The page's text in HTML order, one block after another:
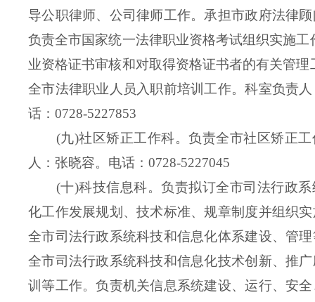
导公职律师、公司律师工作。承担市政府法律
负责全市国家统一法律职业资格考试组织实施工
业资格证书审核和对取得资格证书者的有关管理
全市法律职业人员入职前培训工作。科室负责
话：0728-5227853
(九)社区矫正工作科。负责全市社区矫正工
人：张晓容。 电话：0728-5227045
(十)科技信息科。负责拟订全市司法行政
化工作发展规划、技术标准、规章制度并组织
全市司法行政系统科技和信息化体系建设、管
全市司法行政系统科技和信息化技术创新、推
训等工作。负责机关信息系统建设、运行、安